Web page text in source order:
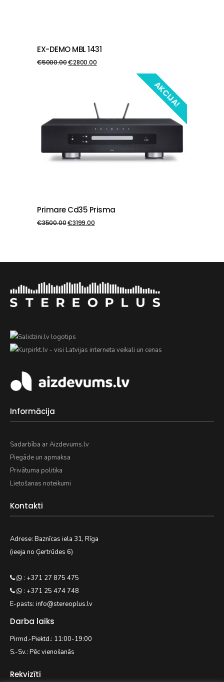
PIEVIENOT GROZAM
EX-DEMO MBL 1431
€5000.00€2800.00
AKCIJA!
PIEVIENOT GROZAM
Primare Cd35 Prisma
€3500.00€3199.00
Informācija
Sadarbība ar Aizdevums.lv
Piegāde un apmaksa
Privātuma politika
Lietošanas noteikumi
Kontakti
Adrese: Baznīcas iela 31, Rīga
(ieeja no Ģertrūdes 6)
: +371 27 875 475
: +371 25 474 748
E-pasts: info@stereoplus.lv
Darba laiks
Pirmd.-Piektd.: 11:00-19:00
S.-Sv.: Pēc vienošanās
Rekvizīti